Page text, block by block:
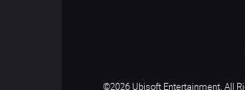
©2026 Ubisoft Entertainment. All